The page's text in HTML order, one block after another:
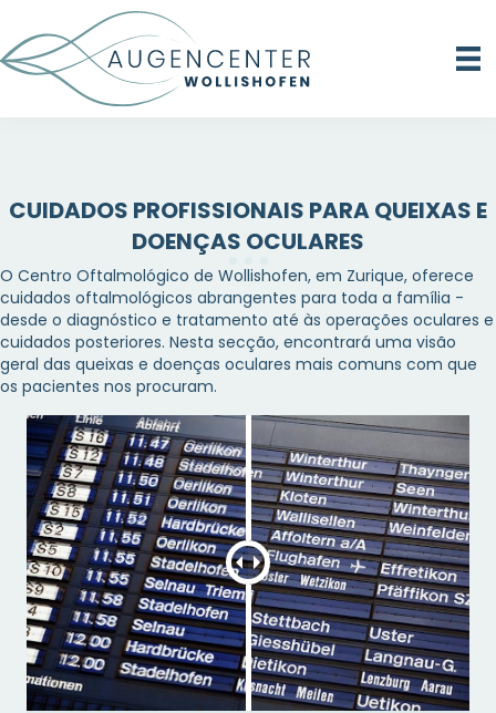
CUIDADOS PROFISSIONAIS PARA QUEIXAS E
DOENÇAS OCULARES
O Centro Oftalmológico de Wollishofen, em Zurique, oferece
cuidados oftalmológicos abrangentes para toda a família -
desde o diagnóstico e tratamento até às operações oculares e
cuidados posteriores. Nesta secção, encontrará uma visão
geral das queixas e doenças oculares mais comuns com que
os pacientes nos procuram.